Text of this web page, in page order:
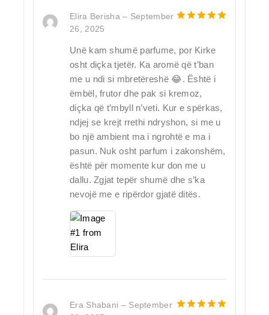
Elira Berisha– September
26, 2025
Unë kam shumë parfume, por Kirke
osht diçka tjetër. Ka aromë që t’ban
me u ndi si mbretëreshë 😂. Është i
ëmbël, frutor dhe pak si kremoz,
diçka që t’mbyll n’veti. Kur e spërkas,
ndjej se krejt rrethi ndryshon, si me u
bo një ambient ma i ngrohtë e ma i
pasun. Nuk osht parfum i zakonshëm,
është për momente kur don me u
dallu. Zgjat tepër shumë dhe s’ka
nevojë me e ripërdor gjatë ditës.
Era Shabani – September